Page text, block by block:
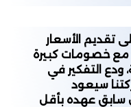
تقديم الأسعار
مع خصومات كبيرة
ودع التفكير في
سيعود
سابق عهده بأقل